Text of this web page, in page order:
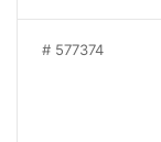
577374